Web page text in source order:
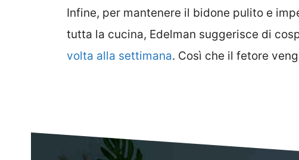
Infine, per mantenere il bidone pulito e
tutta la cucina, Edelman suggerisce di
volta alla settimana. Così che il fetore